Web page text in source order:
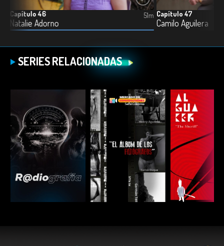
Capítulo 46
Natalie Adorno
51m Capítulo 47
Camilo Aguilera
SERIES RELACIONADAS
ESCUCHAR